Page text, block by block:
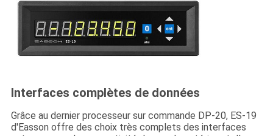
Interfaces complètes de données
Grâce au dernier processeur sur commande DP-20, ES-19
d'Easson offre des choix très complets des interfaces